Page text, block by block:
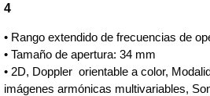
4
• Rango extendido de frecuencias de
• Tamaño de apertura: 34 mm
• 2D, Doppler orientable a color,
imágenes armónicas multivariables,